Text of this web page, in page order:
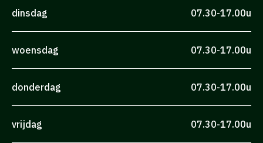
dinsdag 07.30-17.00u
woensdag 07.30-17.00u
donderdag 07.30-17.00u
vrijdag 07.30-17.00u